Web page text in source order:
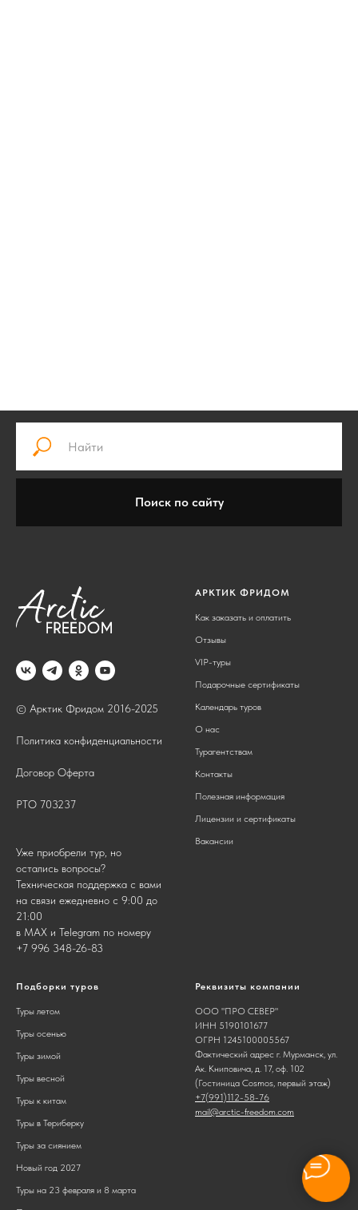
Поиск по сайту
© Арктик Фридом 2016-2025
Политика конфиденциальности
Договор Оферта
РТО 703237
Уже приобрели тур, но
остались вопросы?
Техническая поддержка с вами
на связи ежедневно с 9:00 до
21:00
в MAX и Telegram по номеру
+7 996 348-26-83
АРКТИК ФРИДОМ
Как заказать и оплатить
Отзывы
VIP-туры
Подарочные сертификаты
Календарь туров
О нас
Турагентствам
Контакты
Полезная информация
Лицензии и сертификаты
Вакансии
Подборки туров
Туры летом
Туры осенью
Туры зимой
Туры весной
Туры к китам
Туры в Териберку
Туры за сиянием
Новый год 2027
Туры на 23 февраля и 8 марта
Реквизиты компании
ООО "ПРО СЕВЕР"
ИНН 5190101677
ОГРН 1245100005567
Фактический адрес г. Мурманск, ул.
Ак. Книповича, д. 17, оф. 102
(Гостиница Cosmos, первый этаж)
+7(991)112-58-76
mail@arctic-freedom.com